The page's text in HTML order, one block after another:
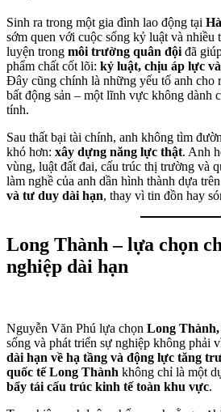
Sinh ra trong một gia đình lao động tại
sớm quen với cuộc sống kỷ luật và nhiều
luyện trong môi trường quân đội đã
phẩm chất cốt lõi: kỷ luật, chịu áp lực
Đây cũng chính là những yếu tố anh cho
bất động sản – một lĩnh vực không dành
tính.
Sau thất bại tài chính, anh không tìm
khó hơn: xây dựng năng lực thật. Anh
vùng, luật đất đai, cấu trúc thị trường và
làm nghề của anh dần hình thành dựa trên
và tư duy dài hạn, thay vì tin đồn hay
Long Thành – lựa chọn
nghiệp dài hạn
Nguyễn Văn Phú lựa chọn Long
sống và phát triển sự nghiệp không phải
dài hạn về hạ tầng và động lực tăng
quốc tế Long Thành không chỉ là một
bẩy tái cấu trúc kinh tế toàn khu vực.